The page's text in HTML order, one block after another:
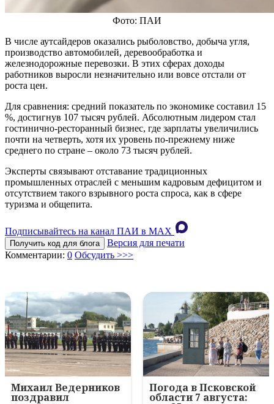
Фото: ПАИ
В числе аутсайдеров оказались рыболовство, добыча угля,
производство автомобилей, деревообработка и
железнодорожные перевозки. В этих сферах доходы
работников выросли незначительно или вовсе отстали от
роста цен.
Для сравнения: средний показатель по экономике составил 15
%, достигнув 107 тысяч рублей. Абсолютным лидером стал
гостинично-ресторанный бизнес, где зарплаты увеличились
почти на четверть, хотя их уровень по-прежнему ниже
среднего по стране – около 73 тысяч рублей.
Эксперты связывают отставание традиционных
промышленных отраслей с меньшим кадровым дефицитом и
отсутствием такого взрывного роста спроса, как в сфере
туризма и общепита.
Подписывайтесь на канал ПАИ в MAХ
Получить код для блога
Версия для печати
Комментарии: 0 Обсудить >>>
Михаил Ведерников
поздравил
Погода в Псковской
области 7 августа: